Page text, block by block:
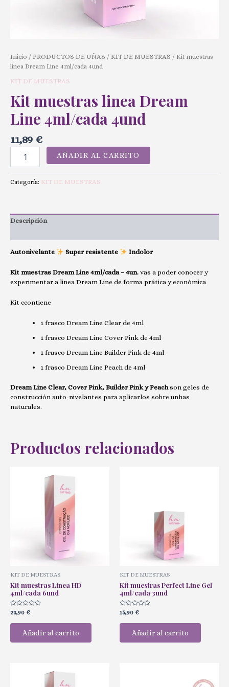
Inicio / PRODUCTOS DE UÑAS / KIT DE MUESTRAS / Kit muestras
linea Dream Line 4ml/cada 4und
KIT DE MUESTRAS
Kit muestras linea Dream
Line 4ml/cada 4und
11,89 €
AÑADIR AL CARRITO
Categoría: KIT DE MUESTRAS
Descripción
Autonivelante Super resistente Indolor
Kit muestras Dream Line 4ml/cada – 4un. vas a poder conocer y
experimentar a linea Dream Line de forma prática y económica
Kit ccontiene
1 frasco Dream Line Clear de 4ml
1 frasco Dream Line Cover Pink de 4ml
1 frasco Dream Line Builder Pink de 4ml
1 frasco Dream Line Peach de 4ml
Dream Line Clear, Cover Pink, Builder Pink y Peachson geles de
construcción auto-nivelantes para aplicarlos sobre unhas
naturales.
Productos relacionados
KIT DE MUESTRAS
Kit muestras Linea HD
4ml/cada 6und
Valorado
con
0
23,90 €
Añadir al carrito
KIT DE MUESTRAS
Kit muestras Perfect Line Gel
4ml/cada 3und
Valorado
con
0
15,90 €
Añadir al carrito